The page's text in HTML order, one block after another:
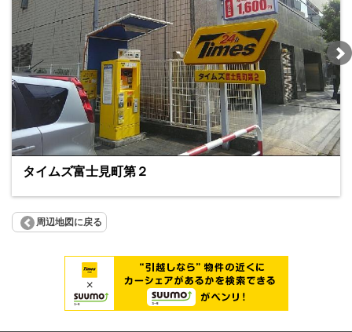
タイムズ富士見町第２
周辺地図に戻る